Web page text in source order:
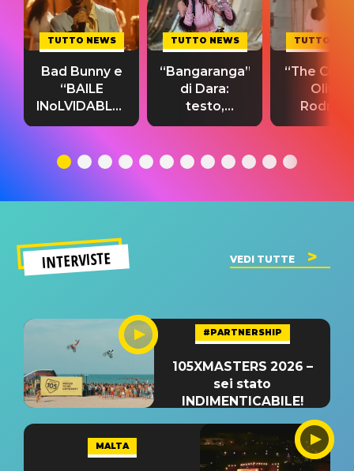
TUTTO NEWS
Bad Bunny e
“BAILE
INoLVIDABLE”:
testo,
significato
TUTTO NEWS
“Bangaranga”
di Dara:
testo,
traduzione e
del singolo
TUTTO
“The
Olivia
testo,
INTERVISTE VEDI TUTTE
#PARTNERSHIP
105XMASTERS 2026 –
sei stato
INDIMENTICABILE!
MALTA